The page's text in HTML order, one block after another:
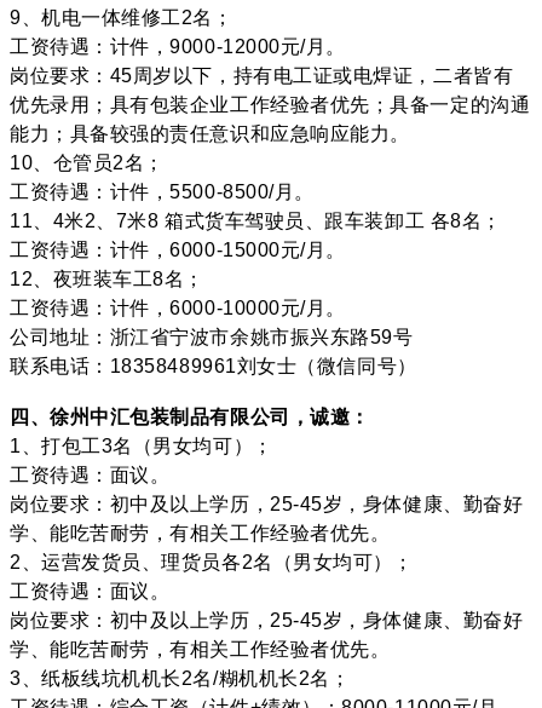
9、机电一体维修工2名；
工资待遇：计件，9000-12000元/月。
岗位要求：45周岁以下，持有电工证或电焊证，二者皆有
优先录用；具有包装企业工作经验者优先；具备一定的沟通
能力；具备较强的责任意识和应急响应能力。
10、仓管员2名；
工资待遇：计件，5500-8500/月。
11、4米2、7米8 箱式货车驾驶员、跟车装卸工 各8名；
工资待遇：计件，6000-15000元/月。
12、夜班装车工8名；
工资待遇：计件，6000-10000元/月。
公司地址：浙江省宁波市余姚市振兴东路59号
联系电话：18358489961刘女士（微信同号）
四、徐州中汇包装制品有限公司，诚邀：
1、打包工3名（男女均可）；
工资待遇：面议。
岗位要求：初中及以上学历，25-45岁，身体健康、勤奋好
学、能吃苦耐劳，有相关工作经验者优先。
2、运营发货员、理货员各2名（男女均可）；
工资待遇：面议。
岗位要求：初中及以上学历，25-45岁，身体健康、勤奋好
学、能吃苦耐劳，有相关工作经验者优先。
3、纸板线坑机机长2名/糊机机长2名；